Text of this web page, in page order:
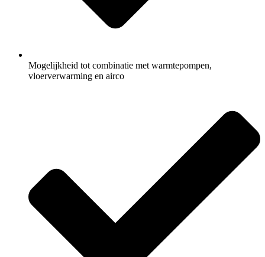
Mogelijkheid tot combinatie met warmtepompen,
vloerverwarming en airco